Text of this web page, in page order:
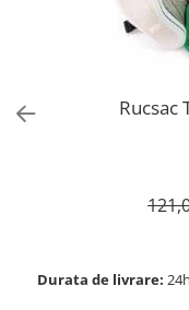
Borsete
Rucsac
Durata de livrare: